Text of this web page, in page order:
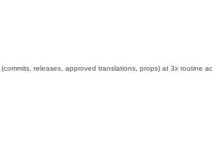
releases, approved translations, props) at 3x routine